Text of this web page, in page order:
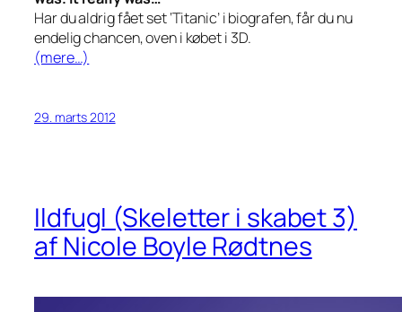
Har du aldrig fået set ‘Titanic’ i biografen, får du nu
endelig chancen, oven i købet i 3D.
(mere…)
29. marts 2012
Ildfugl (Skeletter i skabet 3)
af Nicole Boyle Rødtnes